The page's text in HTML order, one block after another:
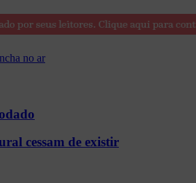
no ar
cessam de existir